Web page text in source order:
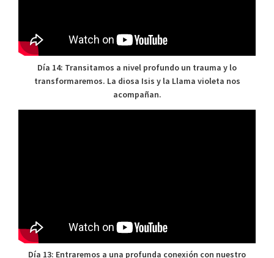
Día 14: Transitamos a nivel profundo un trauma y lo
transformaremos. La diosa Isis y la Llama violeta nos
acompañan.
Día 13: Entraremos a una profunda conexión con nuestro